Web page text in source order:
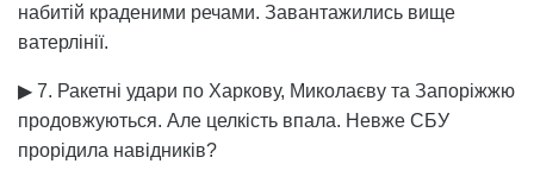
набитій краденими речами. Завантажились вище
ватерлінії.
▶ 7. Ракетні удари по Харкову, Миколаєву та Запоріжжю
продовжуються. Але целкість впала. Невже СБУ
прорідила навідників?